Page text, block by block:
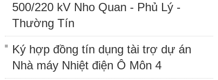
500/220 kV Nho Quan - Phủ Lý -
Thường Tín
Ký hợp đồng tín dụng tài trợ dự án
Nhà máy Nhiệt điện Ô Môn 4